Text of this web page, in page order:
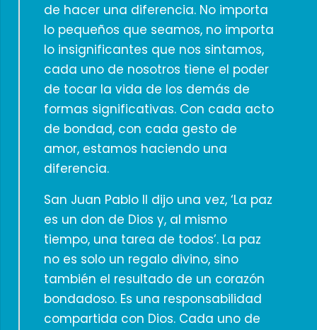
de hacer una diferencia. No importa
lo pequeños que seamos, no importa
lo insignificantes que nos sintamos,
cada uno de nosotros tiene el poder
de tocar la vida de los demás de
formas significativas. Con cada acto
de bondad, con cada gesto de
amor, estamos haciendo una
diferencia.
San Juan Pablo II dijo una vez, ‘La paz
es un don de Dios y, al mismo
tiempo, una tarea de todos’. La paz
no es solo un regalo divino, sino
también el resultado de un corazón
bondadoso. Es una responsabilidad
compartida con Dios. Cada uno de